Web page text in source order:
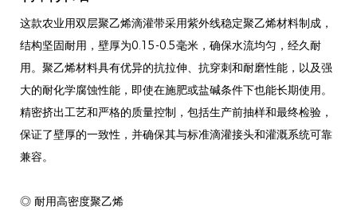
这款农业用双层聚乙烯滴灌带采用紫外线稳定聚乙烯材料制成，
结构坚固耐用，壁厚为0.15-0.5毫米，确保水流均匀，经久耐
用。聚乙烯材料具有优异的抗拉伸、抗穿刺和耐磨性能，以及强
大的耐化学腐蚀性能，即使在施肥或盐碱条件下也能长期使用。
精密挤出工艺和严格的质量控制，包括生产前抽样和最终检验，
保证了壁厚的一致性，并确保其与标准滴灌接头和灌溉系统可靠
兼容。
◎ 耐用高密度聚乙烯